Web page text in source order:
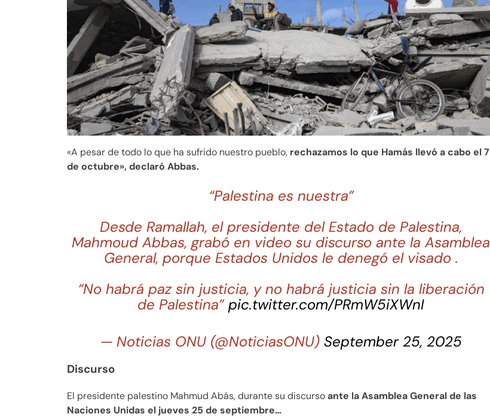
«A pesar de todo lo que ha sufrido nuestro pueblo, rechazamos lo que Hamás llevó a cabo el 7
de octubre», declaró Abbas.
“Palestina es nuestra”
Desde Ramallah, el presidente del Estado de Palestina,
Mahmoud Abbas, grabó en video su discurso ante la Asamblea
General, porque Estados Unidos le denegó el visado .
“No habrá paz sin justicia, y no habrá justicia sin la liberación
de Palestina”pic.twitter.com/PRmW5iXWnI
— Noticias ONU (@NoticiasONU) September 25, 2025
Discurso
El presidente palestino Mahmud Abás, durante su discursoante la Asamblea General de las
Naciones Unidas el jueves 25 de septiembre…